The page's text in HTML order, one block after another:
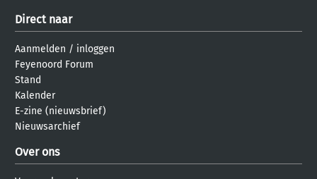
Direct naar
Aanmelden / inloggen
Feyenoord Forum
Stand
Kalender
E-zine (nieuwsbrief)
Nieuwsarchief
Over ons